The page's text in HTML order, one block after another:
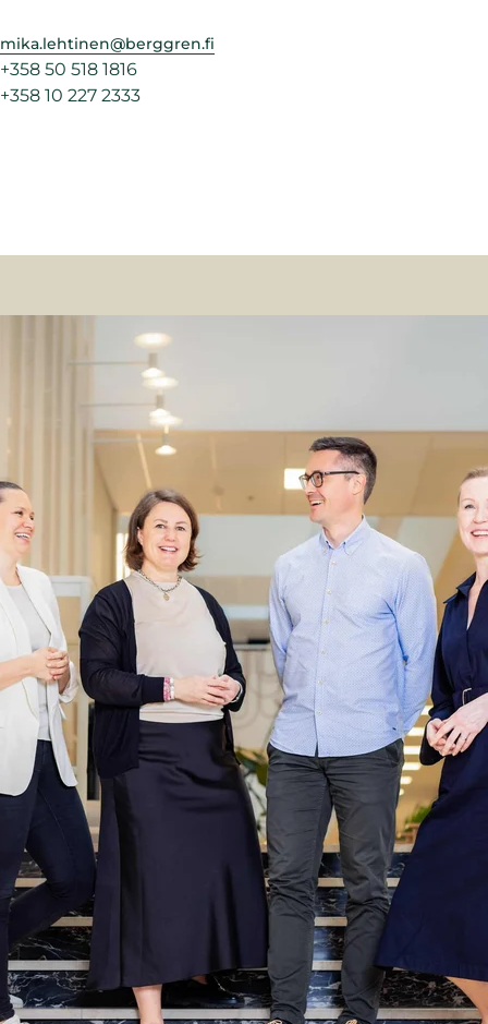
mika.lehtinen@berggren.fi
+358 50 518 1816
+358 10 227 2333